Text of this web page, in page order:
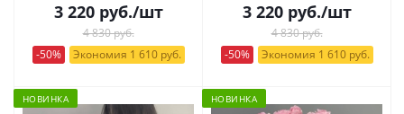
3 220руб./шт
4 830 руб.
-50%
Экономия 1 610 руб.
3 220руб./шт
4 830 руб.
-50%
Экономия 1 610 руб.
НОВИНКА НОВИНКА